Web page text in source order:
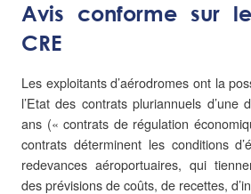
Avis conforme sur
CRE
Les exploitants d’aérodromes ont la
l’Etat des contrats pluriannuels d’une
ans (« contrats de régulation
contrats déterminent les conditions
redevances aéroportuaires, qui
des prévisions de coûts, de recettes,